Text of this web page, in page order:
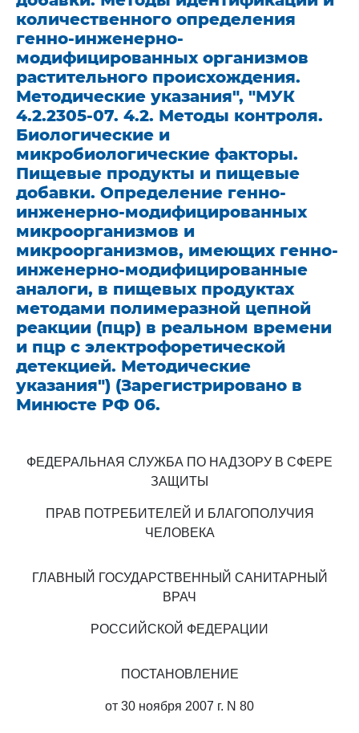
количественного определения
генно-инженерно-
модифицированных организмов
растительного происхождения.
Методические указания", "МУК
4.2.2305-07. 4.2. Методы контроля.
Биологические и
микробиологические факторы.
Пищевые продукты и пищевые
добавки. Определение генно-
инженерно-модифицированных
микроорганизмов и
микроорганизмов, имеющих генно-
инженерно-модифицированные
аналоги, в пищевых продуктах
методами полимеразной цепной
реакции (пцр) в реальном времени
и пцр с электрофоретической
детекцией. Методические
указания") (Зарегистрировано в
Минюсте РФ 06.
ФЕДЕРАЛЬНАЯ СЛУЖБА ПО НАДЗОРУ В СФЕРЕ
ЗАЩИТЫ
ПРАВ ПОТРЕБИТЕЛЕЙ И БЛАГОПОЛУЧИЯ
ЧЕЛОВЕКА
ГЛАВНЫЙ ГОСУДАРСТВЕННЫЙ САНИТАРНЫЙ
ВРАЧ
РОССИЙСКОЙ ФЕДЕРАЦИИ
ПОСТАНОВЛЕНИЕ
от 30 ноября 2007 г. N 80